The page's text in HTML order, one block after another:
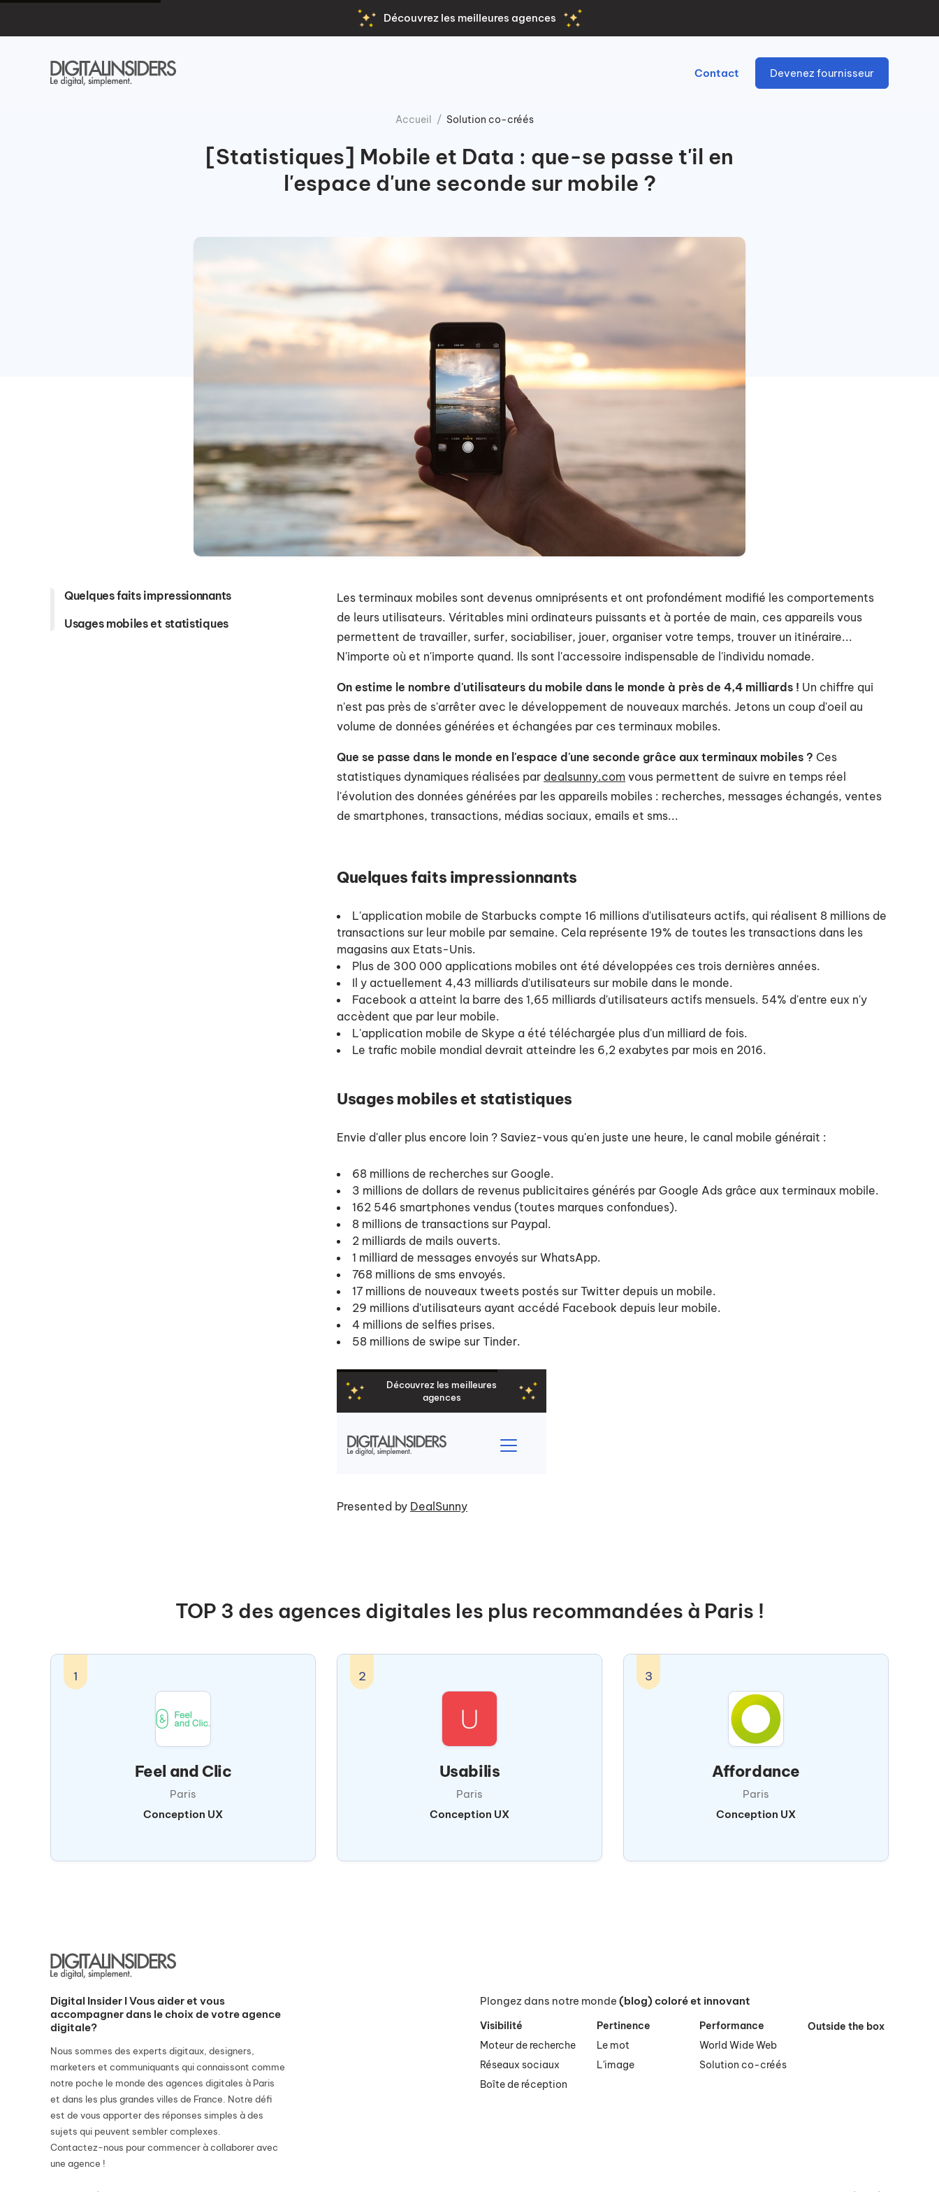
Découvrez les meilleures agences
Contact Devenez fournisseur
Accueil Solution co-créés
[Statistiques] Mobile et Data : que-se passe t'il en
l'espace d'une seconde sur mobile ?
Les terminaux mobiles sont devenus omniprésents et ont profondément modifié les comportements
de leurs utilisateurs. Véritables mini ordinateurs puissants et à portée de main, ces appareils vous
permettent de travailler, surfer, sociabiliser, jouer, organiser votre temps, trouver un itinéraire...
N'importe où et n'importe quand. Ils sont l'accessoire indispensable de l'individu nomade.
On estime le nombre d'utilisateurs du mobile dans le monde à près de 4,4 milliards ! Un chiffre qui
n'est pas près de s'arrêter avec le développement de nouveaux marchés. Jetons un coup d'oeil au
volume de données générées et échangées par ces terminaux mobiles.
Que se passe dans le monde en l'espace d'une seconde grâce aux terminaux mobiles ? Ces
statistiques dynamiques réalisées par dealsunny.com vous permettent de suivre en temps réel
l'évolution des données générées par les appareils mobiles : recherches, messages échangés, ventes
de smartphones, transactions, médias sociaux, emails et sms...
Quelques faits impressionnants
L'application mobile de Starbucks compte 16 millions d'utilisateurs actifs, qui réalisent 8 millions de
transactions sur leur mobile par semaine. Cela représente 19% de toutes les transactions dans les
magasins aux Etats-Unis.
Plus de 300 000 applications mobiles ont été développées ces trois dernières années.
Il y actuellement 4,43 milliards d'utilisateurs sur mobile dans le monde.
Facebook a atteint la barre des 1,65 milliards d'utilisateurs actifs mensuels. 54% d'entre eux n'y
accèdent que par leur mobile.
L'application mobile de Skype a été téléchargée plus d'un milliard de fois.
Le trafic mobile mondial devrait atteindre les 6,2 exabytes par mois en 2016.
Usages mobiles et statistiques
Envie d'aller plus encore loin ? Saviez-vous qu'en juste une heure, le canal mobile générait :
68 millions de recherches sur Google.
3 millions de dollars de revenus publicitaires générés par Google Ads grâce aux terminaux mobile.
162 546 smartphones vendus (toutes marques confondues).
8 millions de transactions sur Paypal.
2 milliards de mails ouverts.
1 milliard de messages envoyés sur WhatsApp.
768 millions de sms envoyés.
17 millions de nouveaux tweets postés sur Twitter depuis un mobile.
29 millions d'utilisateurs ayant accédé Facebook depuis leur mobile.
4 millions de selfies prises.
58 millions de swipe sur Tinder.
Presented by DealSunny
TOP 3 des agences digitales les plus recommandées à Paris !
1
Feel and Clic
Paris
Conception UX
2
Usabilis
Paris
Conception UX
3
Affordance
Paris
Conception UX
Digital Insider I Vous aider et vous
accompagner dans le choix de votre agence
digitale?
Nous sommes des experts digitaux, designers,
marketers et communiquants qui connaissont comme
notre poche le monde des agences digitales à Paris
et dans les plus grandes villes de France. Notre défi
est de vous apporter des réponses simples à des
sujets qui peuvent sembler complexes.
Contactez-nous pour commencer à collaborer avec
une agence !
Plongez dans notre monde (blog) coloré et innovant
Visibilité
Moteur de recherche
Réseaux sociaux
Boîte de réception
Pertinence
Le mot
L'image
Performance
World Wide Web
Solution co-créés
Outside the box